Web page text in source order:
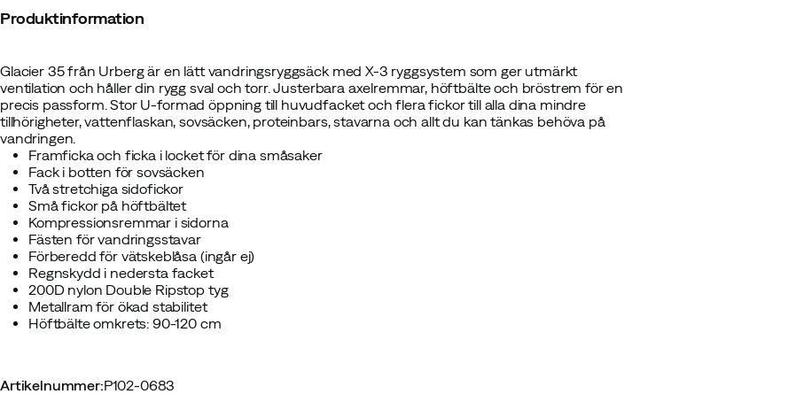
Produktinformation
Glacier 35 från Urberg är en lätt vandringsryggsäck med X-3 ryggsystem som ger utmärkt
ventilation och håller din rygg sval och torr. Justerbara axelremmar, höftbälte och bröstrem för en
precis passform. Stor U-formad öppning till huvudfacket och flera fickor till alla dina mindre
tillhörigheter, vattenflaskan, sovsäcken, proteinbars, stavarna och allt du kan tänkas behöva på
vandringen.
Framficka och ficka i locket för dina småsaker
Fack i botten för sovsäcken
Två stretchiga sidofickor
Små fickor på höftbältet
Kompressionsremmar i sidorna
Fästen för vandringsstavar
Förberedd för vätskeblåsa (ingår ej)
Regnskydd i nedersta facket
200D nylon Double Ripstop tyg
Metallram för ökad stabilitet
Höftbälte omkrets: 90-120 cm
Artikelnummer:P102-0683